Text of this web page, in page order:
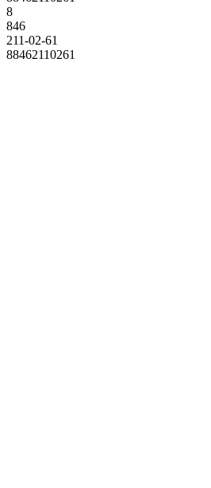
8
846
211-02-61
88462110261